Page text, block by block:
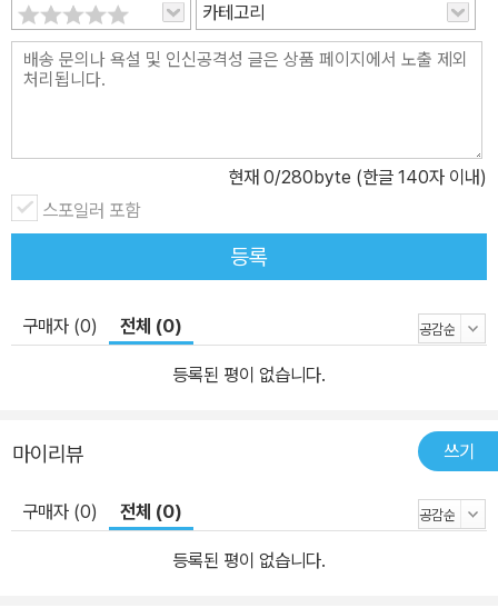
카테고리
현재 0/280byte (한글 140자 이내)
스포일러 포함
등록
구매자 (0) 전체 (0)
등록된 평이 없습니다.
마이리뷰 쓰기
구매자 (0) 전체 (0)
등록된 평이 없습니다.